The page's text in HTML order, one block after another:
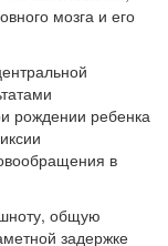
мозга и его
рождении ребенка
в
общую
задержке